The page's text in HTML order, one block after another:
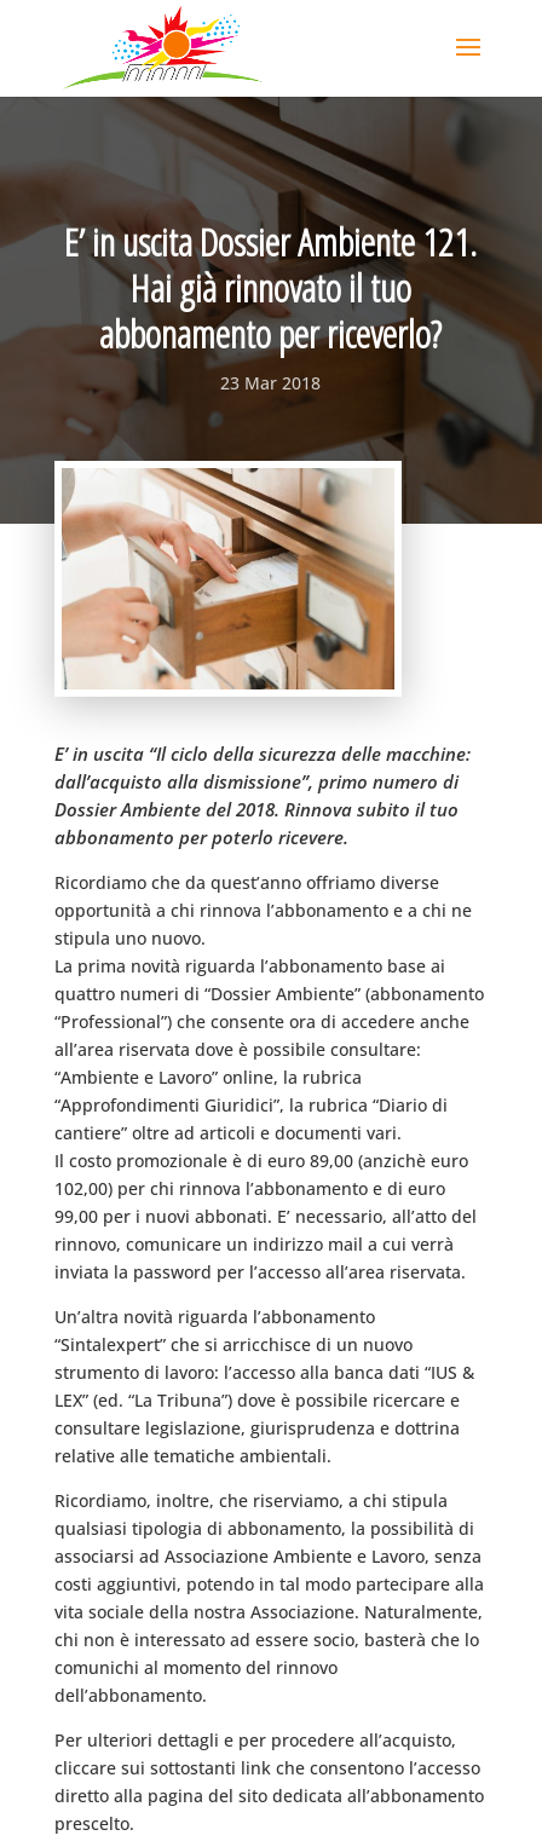
E’ in uscita Dossier Ambiente 121.
Hai già rinnovato il tuo
abbonamento per riceverlo?
23 Mar 2018
E’ in uscita “Il ciclo della sicurezza delle macchine:
dall’acquisto alla dismissione”, primo numero di
Dossier Ambiente del 2018. Rinnova subito il tuo
abbonamento per poterlo ricevere.
Ricordiamo che da quest’anno offriamo diverse
opportunità a chi rinnova l’abbonamento e a chi ne
stipula uno nuovo.
La prima novità riguarda l’abbonamento base ai
quattro numeri di “Dossier Ambiente” (abbonamento
“Professional”) che consente ora di accedere anche
all’area riservata dove è possibile consultare:
“Ambiente e Lavoro” online, la rubrica
“Approfondimenti Giuridici”, la rubrica “Diario di
cantiere” oltre ad articoli e documenti vari.
Il costo promozionale è di euro 89,00 (anzichè euro
102,00) per chi rinnova l’abbonamento e di euro
99,00 per i nuovi abbonati. E’ necessario, all’atto del
rinnovo, comunicare un indirizzo mail a cui verrà
inviata la password per l’accesso all’area riservata.
Un’altra novità riguarda l’abbonamento
“Sintalexpert” che si arricchisce di un nuovo
strumento di lavoro: l’accesso alla banca dati “IUS &
LEX” (ed. “La Tribuna”) dove è possibile ricercare e
consultare legislazione, giurisprudenza e dottrina
relative alle tematiche ambientali.
Ricordiamo, inoltre, che riserviamo, a chi stipula
qualsiasi tipologia di abbonamento, la possibilità di
associarsi ad Associazione Ambiente e Lavoro, senza
costi aggiuntivi, potendo in tal modo partecipare alla
vita sociale della nostra Associazione. Naturalmente,
chi non è interessato ad essere socio, basterà che lo
comunichi al momento del rinnovo
dell’abbonamento.
Per ulteriori dettagli e per procedere all’acquisto,
cliccare sui sottostanti link che consentono l’accesso
diretto alla pagina del sito dedicata all’abbonamento
prescelto.